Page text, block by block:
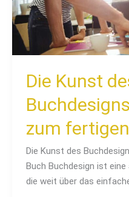
Die Kunst
zum
Die Kunst des
Buch Buchdesign ist
die weit über das
zum
fertigen
Buch